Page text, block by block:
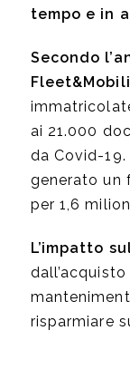
tempo e in
Secondo
ai 21.000
da Covid-19.
generato un
per 1,6
L’impatto
risparmiare